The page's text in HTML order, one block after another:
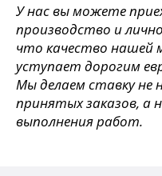
У нас вы можете
производство и
что качество нашей
уступает дорогим
Мы делаем ставку не
принятых заказов, а
выполнения работ.